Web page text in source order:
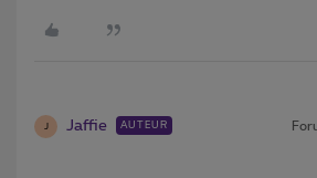
Jaffie AUTEUR